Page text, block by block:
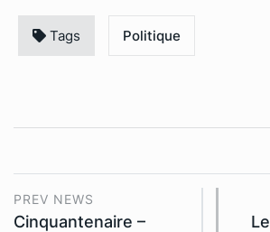
Tags Politique
PREV NEWS
Cinquantenaire –